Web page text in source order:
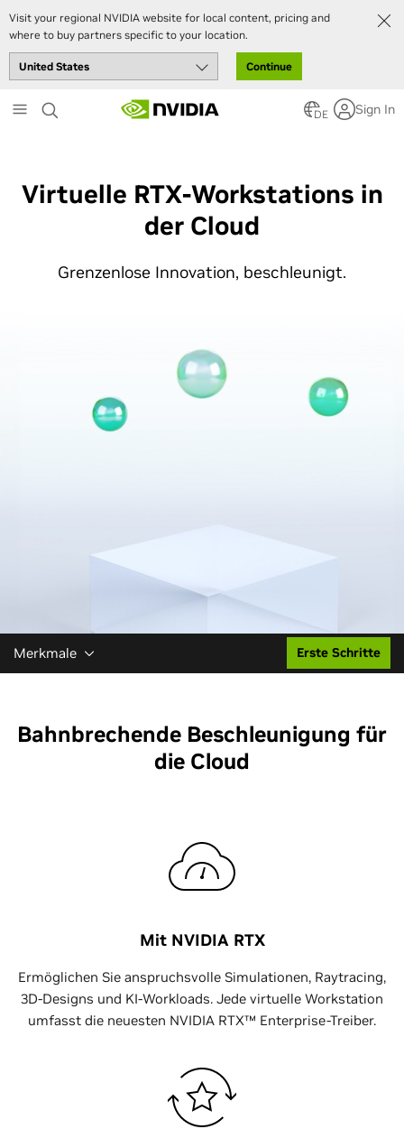
Visit your regional NVIDIA website for local content, pricing and
where to buy partners specific to your location.
Continue
to
DE Sign In
Virtuelle RTX-Workstations in
der Cloud
Grenzenlose Innovation, beschleunigt.
Merkmale Erste Schritte
Bahnbrechende Beschleunigung für
die Cloud
Mit NVIDIA RTX
Ermöglichen Sie anspruchsvolle Simulationen, Raytracing,
3D-Designs und KI-Workloads. Jede virtuelle Workstation
umfasst die neuesten NVIDIA RTX™ Enterprise-Treiber.